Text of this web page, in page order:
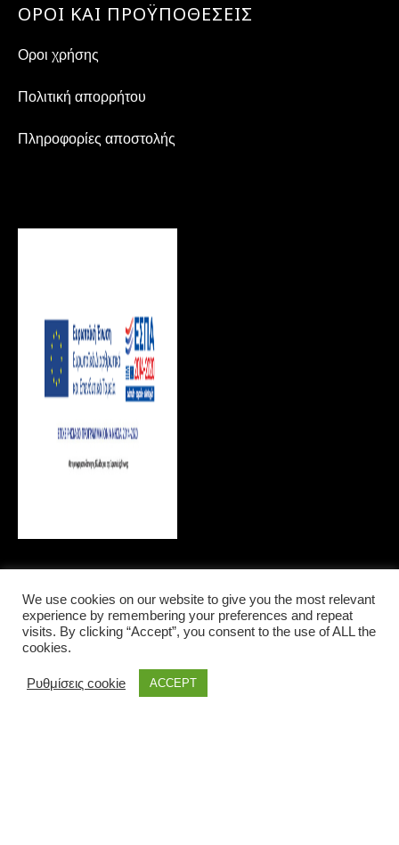
ΟΡΟΙ ΚΑΙ ΠΡΟΫΠΟΘΕΣΕΙΣ
Οροι χρήσης
Πολιτική απορρήτου
Πληροφορίες αποστολής
LOCAL INFORMATIONS
We use cookies on our website to give you the most relevant
experience by remembering your preferences and repeat
visits. By clicking “Accept”, you consent to the use of ALL the
cookies.
Ρυθμίσεις cookie ACCEPT